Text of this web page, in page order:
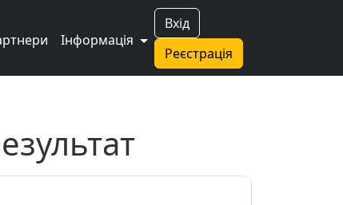
Вхід
Реєстрація
Інформація